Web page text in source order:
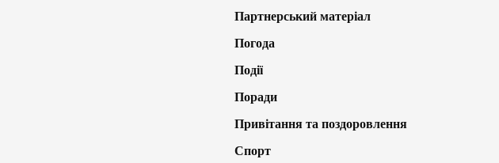
Партнерський матеріал
Погода
Події
Поради
Привітання та поздоровлення
Спорт